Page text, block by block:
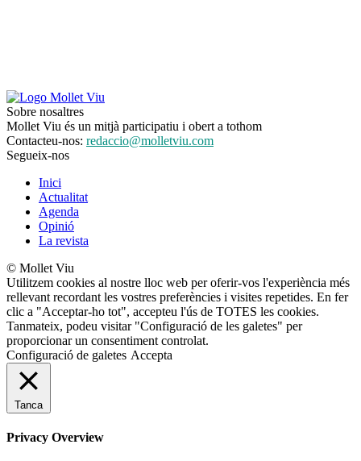
Sobre nosaltres
Mollet Viu és un mitjà participatiu i obert a tothom
Contacteu-nos: redaccio@molletviu.com
Segueix-nos
Inici
Actualitat
Agenda
Opinió
La revista
© Mollet Viu
Utilitzem cookies al nostre lloc web per oferir-vos l'experiència més
rellevant recordant les vostres preferències i visites repetides. En fer
clic a "Acceptar-ho tot", accepteu l'ús de TOTES les cookies.
Tanmateix, podeu visitar "Configuració de les galetes" per
proporcionar un consentiment controlat.
Configuració de galetes Accepta
Tanca
Privacy Overview